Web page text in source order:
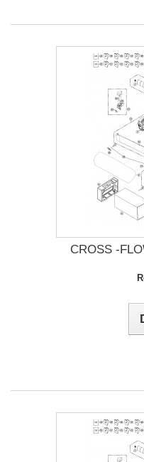
CROSS -